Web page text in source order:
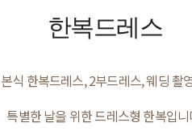
한복드레스
본식 한복드레스, 2부드레스, 웨딩 촬
특별한 날을 위한 드레스형 한복입